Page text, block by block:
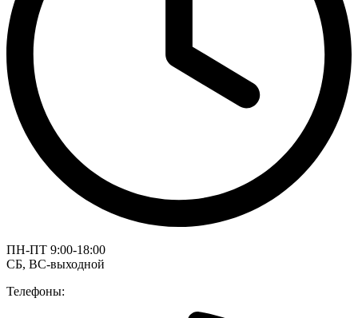
ПН-ПТ 9:00-18:00
СБ, ВС-выходной
Телефоны: